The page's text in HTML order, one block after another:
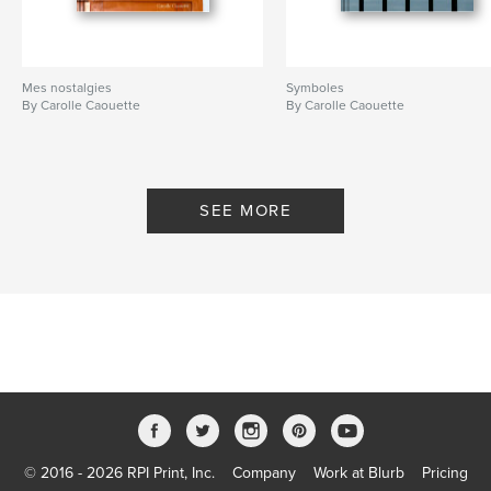
Mes nostalgies
By Carolle Caouette
Symboles
By Carolle Caouette
SEE MORE
© 2016 - 2026 RPI Print, Inc. Company Work at Blurb Pricing